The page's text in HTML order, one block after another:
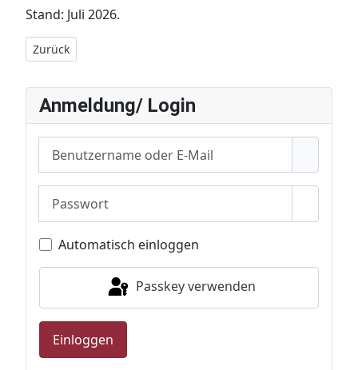
Anmeldung/ Login
Automatisch einloggen
Passkey verwenden
Einloggen
Stand: Juli 2026.
Vorheriger Beitrag: Privacy Policy
Zurück